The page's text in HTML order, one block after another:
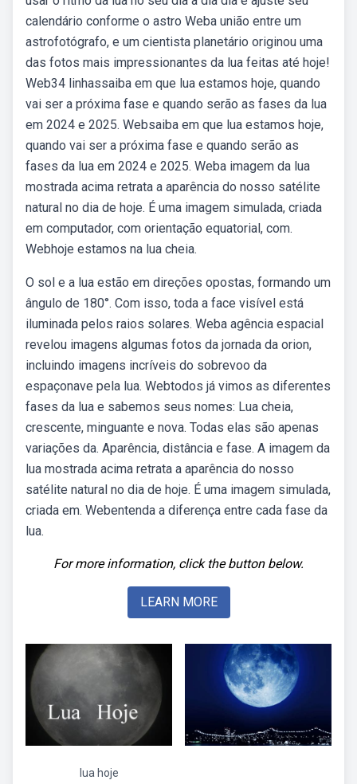
calendário conforme o astro Weba união entre um
astrofotógrafo, e um cientista planetário originou uma
das fotos mais impressionantes da lua feitas até hoje!
Web34 linhassaiba em que lua estamos hoje, quando
vai ser a próxima fase e quando serão as fases da lua
em 2024 e 2025. Websaiba em que lua estamos hoje,
quando vai ser a próxima fase e quando serão as
fases da lua em 2024 e 2025. Weba imagem da lua
mostrada acima retrata a aparência do nosso satélite
natural no dia de hoje. É uma imagem simulada, criada
em computador, com orientação equatorial, com.
Webhoje estamos na lua cheia.
O sol e a lua estão em direções opostas, formando um
ângulo de 180°. Com isso, toda a face visível está
iluminada pelos raios solares. Weba agência espacial
revelou imagens algumas fotos da jornada da orion,
incluindo imagens incríveis do sobrevoo da
espaçonave pela lua. Webtodos já vimos as diferentes
fases da lua e sabemos seus nomes: Lua cheia,
crescente, minguante e nova. Todas elas são apenas
variações da. Aparência, distância e fase. A imagem da
lua mostrada acima retrata a aparência do nosso
satélite natural no dia de hoje. É uma imagem simulada,
criada em. Webentenda a diferença entre cada fase da
lua.
For more information, click the button below.
LEARN MORE
lua hoje